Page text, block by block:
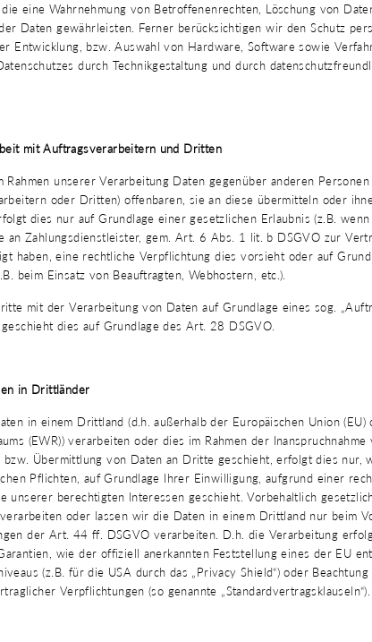
eine Wahrnehmung von Betroffenenrechten, Löschung von
Daten gewährleisten. Ferner berücksichtigen wir den Schutz
Entwicklung, bzw. Auswahl von Hardware, Software sowie
durch Technikgestaltung und durch
mit Auftragsverarbeitern und Dritten
Rahmen unserer Verarbeitung Daten gegenüber anderen
oder Dritten) offenbaren, sie an diese übermitteln oder
dies nur auf Grundlage einer gesetzlichen Erlaubnis (z.B.
an Zahlungsdienstleister, gem. Art. 6 Abs. 1 lit. b DSGVO zur
haben, eine rechtliche Verpflichtung dies vorsieht oder auf
beim Einsatz von Beauftragten, Webhostern, etc.).
mit der Verarbeitung von Daten auf Grundlage eines sog.
dies auf Grundlage des Art. 28 DSGVO.
in Drittländer
in einem Drittland (d.h. außerhalb der Europäischen Union (EU)
(EWR)) verarbeiten oder dies im Rahmen der
bzw. Übermittlung von Daten an Dritte geschieht, erfolgt dies nur,
Pflichten, auf Grundlage Ihrer Einwilligung, aufgrund einer
unserer berechtigten Interessen geschieht. Vorbehaltlich
oder lassen wir die Daten in einem Drittland nur beim
der Art. 44 ff. DSGVO verarbeiten. D.h. die Verarbeitung
wie der offiziell anerkannten Feststellung eines der EU
(z.B. für die USA durch das „Privacy Shield“) oder
Verpflichtungen (so genannte „Standardvertragsklauseln“).